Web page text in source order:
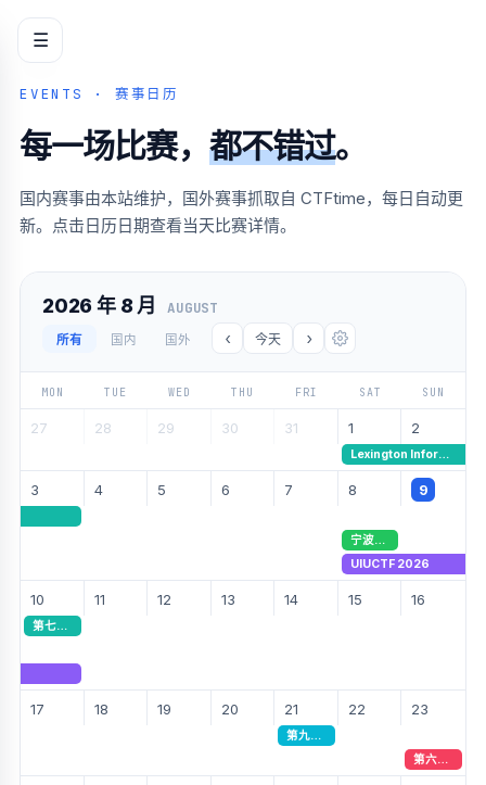
☰
EVENTS · 赛事日历
每一场比赛， 都不错过。
国内赛事由本站维护，国外赛事抓取自 CTFtime，每日自动更
新。点击日历日期查看当天比赛详情。
2026 年 8 月 AUGUST
所有 国内 国外 ‹ 今天 ›
MON TUE WED THU FRI SAT SUN
27 28 29 30 31 1 2
Lexington Informatics Tournament CTF 2026
3 4 5 6 7 8 9
宁波市第九届网络安全大赛（初赛）
UIUCTF 2026
10 11 12 13 14 15 16
第七届“蒙古马杯”学生组网络安全竞赛（预赛）
17 18 19 20 21 22 23
第九届西湖论剑·中国杭州网络安全技能大赛（初赛）
第六届极客少年挑战赛（决赛）